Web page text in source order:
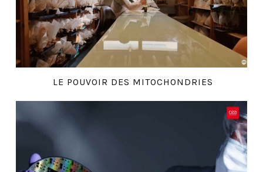
LE POUVOIR DES MITOCHONDRIES